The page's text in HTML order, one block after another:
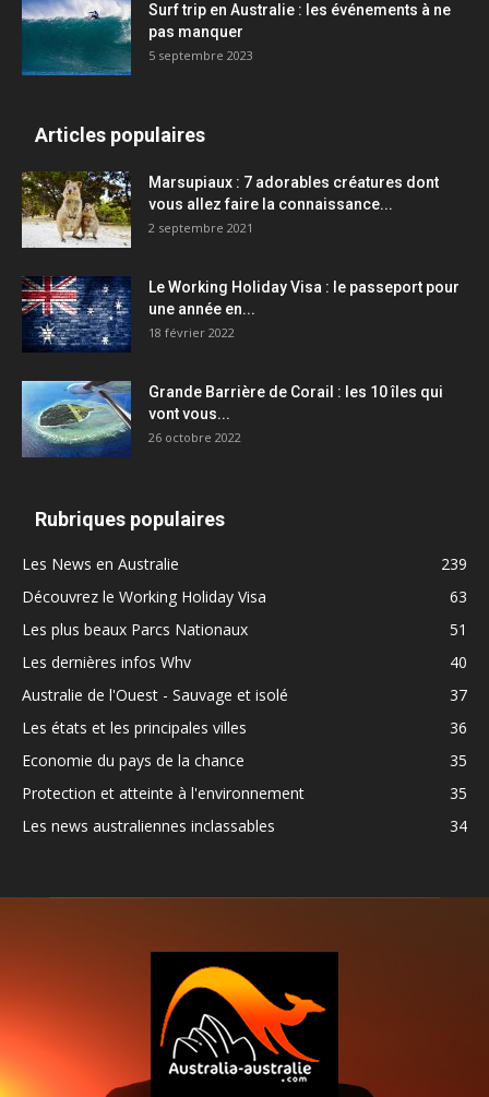
Surf trip en Australie : les événements à ne
pas manquer
5 septembre 2023
Articles populaires
Marsupiaux : 7 adorables créatures dont
vous allez faire la connaissance...
2 septembre 2021
Le Working Holiday Visa : le passeport pour
une année en...
18 février 2022
Grande Barrière de Corail : les 10 îles qui
vont vous...
26 octobre 2022
Rubriques populaires
Les News en Australie
239
Découvrez le Working Holiday Visa
63
Les plus beaux Parcs Nationaux
51
Les dernières infos Whv
40
Australie de l'Ouest - Sauvage et isolé
37
Les états et les principales villes
36
Economie du pays de la chance
35
Protection et atteinte à l'environnement
35
Les news australiennes inclassables
34